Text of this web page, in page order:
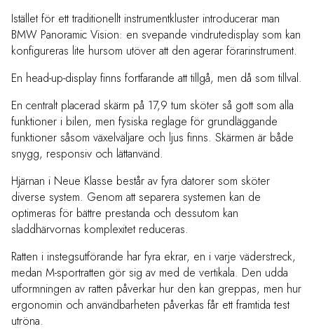
Istället för ett traditionellt instrumentkluster introducerar man
BMW Panoramic Vision: en svepande vindrutedisplay som kan
konfigureras lite hursom utöver att den agerar förarinstrument.
En head-up-display finns fortfarande att tillgå, men då som tillval.
En centralt placerad skärm på 17,9 tum sköter så gott som alla
funktioner i bilen, men fysiska reglage för grundläggande
funktioner såsom växelväljare och ljus finns. Skärmen är både
snygg, responsiv och lättanvänd.
Hjärnan i Neue Klasse består av fyra datorer som sköter
diverse system. Genom att separera systemen kan de
optimeras för bättre prestanda och dessutom kan
sladdhärvornas komplexitet reduceras.
Ratten i instegsutförande har fyra ekrar, en i varje väderstreck,
medan M-sportratten gör sig av med de vertikala. Den udda
utformningen av ratten påverkar hur den kan greppas, men hur
ergonomin och användbarheten påverkas får ett framtida test
utröna.